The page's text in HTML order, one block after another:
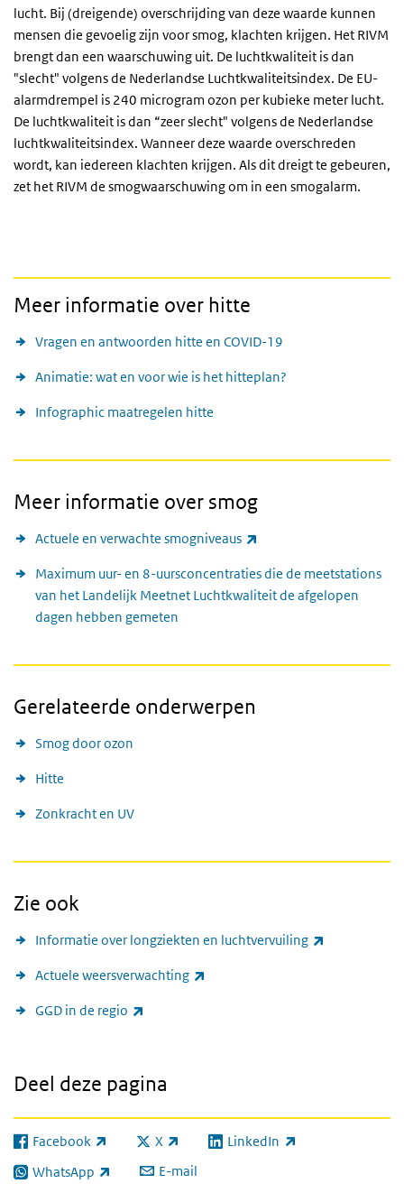
lucht. Bij (dreigende) overschrijding van deze waarde kunnen
mensen die gevoelig zijn voor smog, klachten krijgen. Het RIVM
brengt dan een waarschuwing uit. De luchtkwaliteit is dan
"slecht" volgens de Nederlandse Luchtkwaliteitsindex. De EU-
alarmdrempel is 240 microgram ozon per kubieke meter lucht.
De luchtkwaliteit is dan “zeer slecht" volgens de Nederlandse
luchtkwaliteitsindex. Wanneer deze waarde overschreden
wordt, kan iedereen klachten krijgen. Als dit dreigt te gebeuren,
zet het RIVM de smogwaarschuwing om in een smogalarm.
Meer informatie over hitte
Vragen en antwoorden hitte en COVID-19
Animatie: wat en voor wie is het hitteplan?
Infographic maatregelen hitte
Meer informatie over smog
Actuele en verwachte smogniveaus
Maximum uur- en 8-uursconcentraties die de meetstations
van het Landelijk Meetnet Luchtkwaliteit de afgelopen
dagen hebben gemeten
Gerelateerde onderwerpen
Smog door ozon
Hitte
Zonkracht en UV
Zie ook
Informatie over longziekten en luchtvervuiling
Actuele weersverwachting
GGD in de regio
Deel deze pagina
Facebook
(externe link) X
(externe link) LinkedIn
(externe link)
WhatsApp
(externe link) E-mail